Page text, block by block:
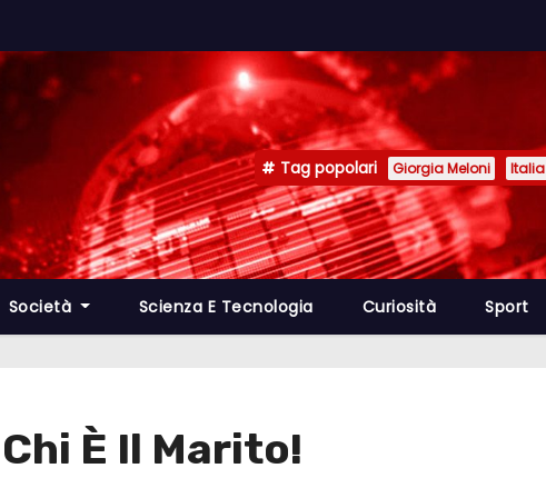
Tag popolari Giorgia Meloni Italia
Società Scienza E Tecnologia Curiosità Sport
È Il Marito!